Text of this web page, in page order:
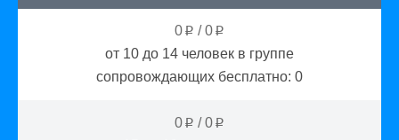
0 p /0 p
от 10 до 14 человек в группе
сопровождающих бесплатно: 0
0 p /0 p